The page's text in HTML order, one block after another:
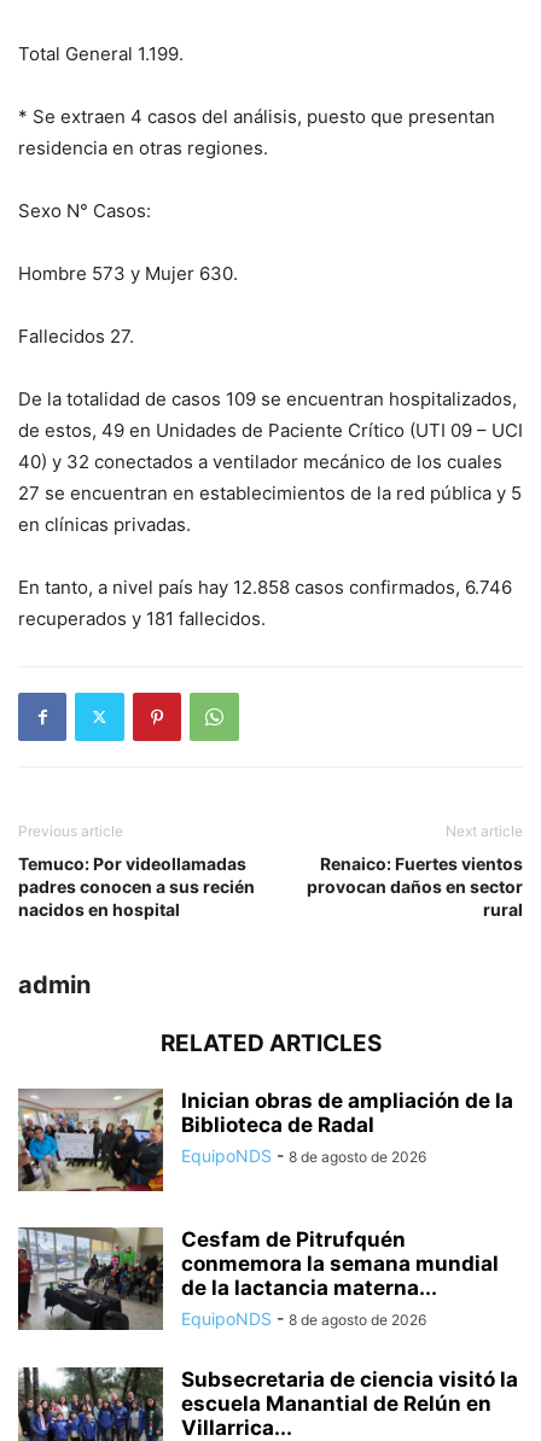
Total General 1.199.
* Se extraen 4 casos del análisis, puesto que presentan
residencia en otras regiones.
Sexo N° Casos:
Hombre 573 y Mujer 630.
Fallecidos 27.
De la totalidad de casos 109 se encuentran hospitalizados,
de estos, 49 en Unidades de Paciente Crítico (UTI 09 – UCI
40) y 32 conectados a ventilador mecánico de los cuales
27 se encuentran en establecimientos de la red pública y 5
en clínicas privadas.
En tanto, a nivel país hay 12.858 casos confirmados, 6.746
recuperados y 181 fallecidos.
Previous article
Temuco: Por videollamadas
padres conocen a sus recién
nacidos en hospital
Next article
Renaico: Fuertes vientos
provocan daños en sector
rural
admin
RELATED ARTICLES
Inician obras de ampliación de la
Biblioteca de Radal
EquipoNDS - 8 de agosto de 2026
Cesfam de Pitrufquén
conmemora la semana mundial
de la lactancia materna...
EquipoNDS - 8 de agosto de 2026
Subsecretaria de ciencia visitó la
escuela Manantial de Relún en
Villarrica...